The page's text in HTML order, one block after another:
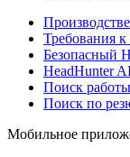
Требования
Безопасный
HeadHunter
Поиск работы
Поиск по
Мобильное